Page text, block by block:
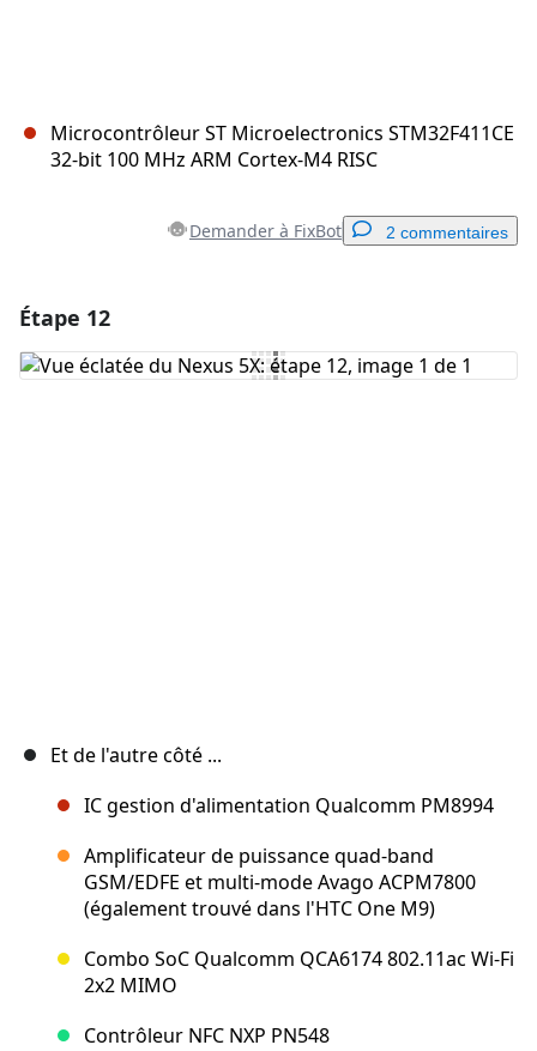
Microcontrôleur ST Microelectronics STM32F411CE
32-bit 100 MHz ARM Cortex-M4 RISC
Demander à FixBot 2 commentaires
Ajouter un commentaire
Étape 12
Et de l'autre côté ...
IC gestion d'alimentation Qualcomm PM8994
Amplificateur de puissance quad-band
GSM/EDFE et multi-mode Avago ACPM7800
(également trouvé dans l'HTC One M9)
Combo SoC Qualcomm QCA6174 802.11ac Wi-Fi
2x2 MIMO
Contrôleur NFC NXP PN548